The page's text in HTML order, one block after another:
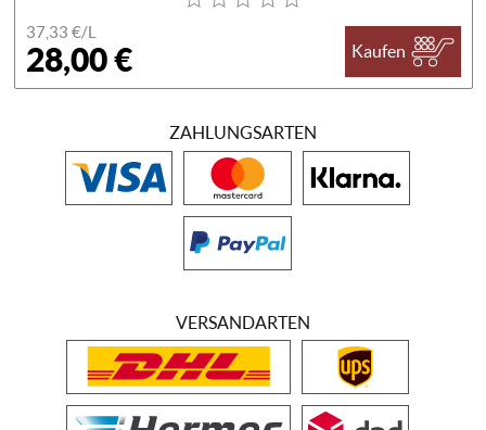
37,33 €/L
28,00 € Kaufen
ZAHLUNGSARTEN
VERSANDARTEN